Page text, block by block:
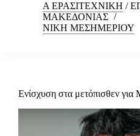
Α ΕΡΑΣΙΤΕΧΝΙΚΗ /
ΜΑΚΕΔΟΝΙΑΣ
ΝΙΚΗ ΜΕΣΗΜΕΡΙΟΥ
Ενίσχυση στα μετόπισθεν